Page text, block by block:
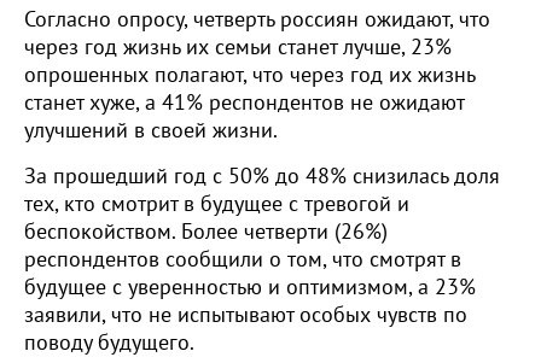
Согласно опросу, четверть россиян ожидают, что
через год жизнь их семьи станет лучше, 23%
опрошенных полагают, что через год их жизнь
станет хуже, а 41% респондентов не ожидают
улучшений в своей жизни.
За прошедший год с 50% до 48% снизилась доля
тех, кто смотрит в будущее с тревогой и
беспокойством. Более четверти (26%)
респондентов сообщили о том, что смотрят в
будущее с уверенностью и оптимизмом, а 23%
заявили, что не испытывают особых чувств по
поводу будущего.